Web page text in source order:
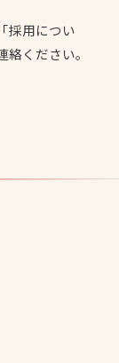
採用につい
ください。